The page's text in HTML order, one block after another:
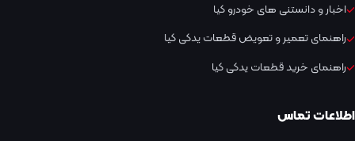
اخبار و دانستنی های خودرو کیا
راهنمای تعمیر و تعویض قطعات یدکی کیا
راهنمای خرید قطعات یدکی کیا
اطلاعات تماس